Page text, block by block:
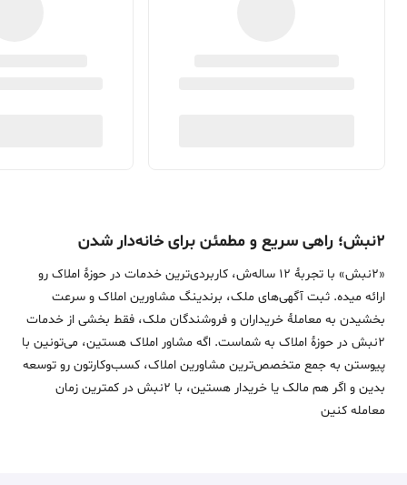
۲نبش؛ راهی سریع و مطمئن برای خانه‌دار شدن
«2نبش» با تجربۀ 12 ساله‌ش، کاربردی‌ترین خدمات در حوزۀ املاک رو
ارائه میده. ثبت آگهی‌های ملک، برندینگ مشاورین املاک و سرعت
بخشیدن به معاملۀ خریداران و فروشندگان ملک، فقط بخشی از خدمات
2نبش در حوزۀ املاک به شماست. اگه مشاور املاک هستین، می‌تونین با
پیوستن به جمع متخصص‌ترین مشاورین املاک، کسب‌وکارتون رو توسعه
بدین و اگر هم مالک یا خریدار هستین، با 2نبش در کمترین زمان
معامله‌ کنین